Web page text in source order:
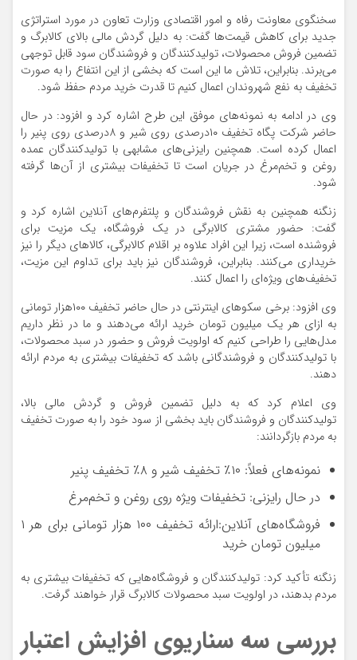
سخنگوی معاونت رفاه و امور اقتصادی وزارت تعاون در مورد استراتژی
جدید برای کاهش قیمت‌ها گفت: به دلیل گردش مالی بالای کالابرگ و
تضمین فروش محصولات، تولیدکنندگان و فروشندگان سود قابل توجهی
می‌برند. بنابراین، تلاش ما این است که بخشی از این انتفاع را به صورت
تخفیف به نفع شهروندان اعمال کنیم تا قدرت خرید مردم حفظ شود.
وی در ادامه به نمونه‌های موفق این طرح اشاره کرد و افزود: در حال
حاضر شرکت پگاه تخفیف ۱۰درصدی روی شیر و ۸درصدی روی پنیر را
اعمال کرده است. همچنین رایزنی‌های مشابهی با تولیدکنندگان عمده
روغن و تخم‌مرغ در جریان است تا تخفیفات بیشتری از آن‌ها گرفته
شود.
زنگنه همچنین به نقش فروشندگان و پلتفرم‌های آنلاین اشاره کرد و
گفت: حضور مشتری کالابرگی در یک فروشگاه، یک مزیت برای
فروشنده است، زیرا این افراد علاوه بر اقلام کالابرگی، کالاهای دیگر را نیز
خریداری می‌کنند. بنابراین، فروشندگان نیز باید برای تداوم این مزیت،
تخفیف‌های ویژه‌ای را اعمال کنند.
وی افزود: برخی سکوهای اینترنتی در حال حاضر تخفیف ۱۰۰هزار تومانی
به ازای هر یک میلیون تومان خرید ارائه می‌دهند و ما در نظر داریم
مدل‌هایی را طراحی کنیم که اولویت فروش و حضور در سبد محصولات،
با تولیدکنندگان و فروشندگانی باشد که تخفیفات بیشتری به مردم ارائه
دهند.
وی اعلام کرد که به دلیل تضمین فروش و گردش مالی بالا،
تولیدکنندگان و فروشندگان باید بخشی از سود خود را به صورت تخفیف
به مردم بازگردانند:
نمونه‌های فعلاً: ۱۰٪ تخفیف شیر و ۸٪ تخفیف پنیر
در حال رایزنی: تخفیفات ویژه روی روغن و تخم‌مرغ
فروشگاه‌های آنلاین:ارائه تخفیف ۱۰۰ هزار تومانی برای هر ۱
میلیون تومان خرید
زنگنه تأکید کرد: تولیدکنندگان و فروشگاه‌هایی که تخفیفات بیشتری به
مردم بدهند، در اولویت سبد محصولات کالابرگ قرار خواهند گرفت.
بررسی سه سناریوی افزایش اعتبار